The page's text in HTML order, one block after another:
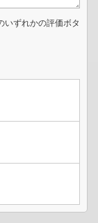
いずれかの評価ボタ